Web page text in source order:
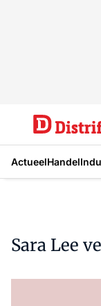
ActueelHandel
Sara Lee